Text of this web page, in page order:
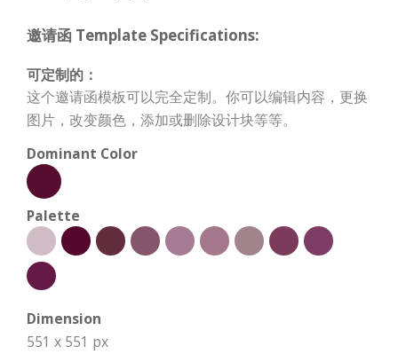
邀请函 Template Specifications:
可定制的：
这个邀请函模板可以完全定制。你可以编辑内容，更换
图片，改变颜色，添加或删除设计块等等。
Dominant Color
Palette
Dimension
551 x 551 px